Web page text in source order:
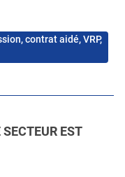
contrat aidé, VRP,
EST